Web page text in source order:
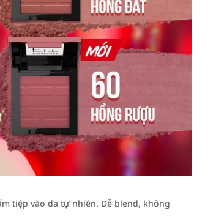
tiệp vào da tự nhiên. Dễ blend, không